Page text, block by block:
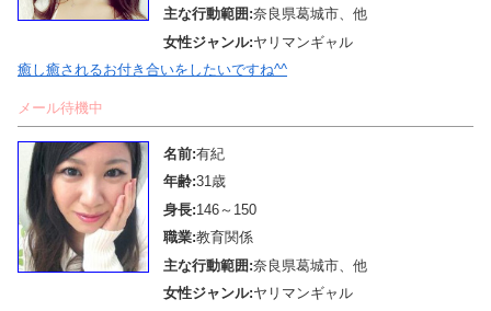
主な行動範囲:奈良県葛城市、他
女性ジャンル:ヤリマンギャル
癒し癒されるお付き合いをしたいですね^^
メール待機中
名前:有紀
年齢:31歳
身長:146～150
職業:教育関係
主な行動範囲:奈良県葛城市、他
女性ジャンル:ヤリマンギャル